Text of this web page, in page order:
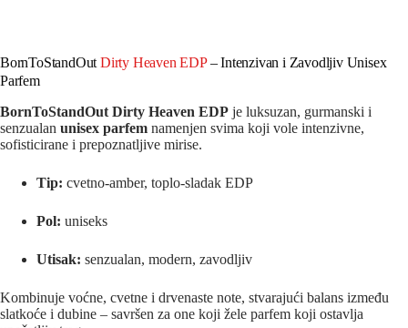
BornToStandOutDirty Heaven EDP– Intenzivan i Zavodljiv Unisex
Parfem
BornToStandOut Dirty Heaven EDP je luksuzan, gurmanski i
senzualan unisex parfem namenjen svima koji vole intenzivne,
sofisticirane i prepoznatljive mirise.
Tip: cvetno‑amber, toplo‑sladak EDP
Pol: uniseks
Utisak: senzualan, modern, zavodljiv
Kombinuje voćne, cvetne i drvenaste note, stvarajući balans između
slatkoće i dubine – savršen za one koji žele parfem koji ostavlja